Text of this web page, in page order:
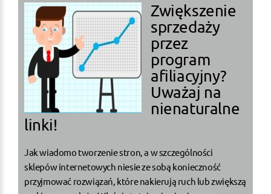
Zwiększenie
sprzedaży
przez
program
afiliacyjny?
Uważaj na
nienaturalne
linki!
Jak wiadomo tworzenie stron, a w szczególności
sklepów internetowych niesie ze sobą konieczność
przyjmować rozwiązań, które nakierują ruch lub zwiększą